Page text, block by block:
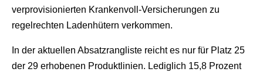
verprovisionierten Krankenvoll-Versicherungen zu
regelrechten Ladenhütern verkommen.
In der aktuellen Absatzrangliste reicht es nur für Platz 25
der 29 erhobenen Produktlinien. Lediglich 15,8 Prozent